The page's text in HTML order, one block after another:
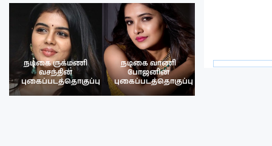
நடிகை ருக்மணி
வசந்தின்
புகைப்படத்தொகுப்பு
நடிகை வாணி
போஜனின்
புகைப்படத்தொகுப்பு
நடிகை